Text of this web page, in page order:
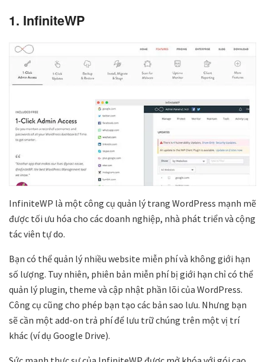
1. InfiniteWP
InfiniteWP là một công cụ quản lý trang WordPress mạnh mẽ
được tối ưu hóa cho các doanh nghiệp, nhà phát triển và cộng
tác viên tự do.
Bạn có thể quản lý nhiều website miễn phí và không giới hạn
số lượng. Tuy nhiên, phiên bản miễn phí bị giới hạn chỉ có thể
quản lý plugin, theme và cập nhật phần lõi của WordPress.
Công cụ cũng cho phép bạn tạo các bản sao lưu. Nhưng bạn
sẽ cần một add-on trả phí để lưu trữ chúng trên một vị trí
khác (ví dụ Google Drive).